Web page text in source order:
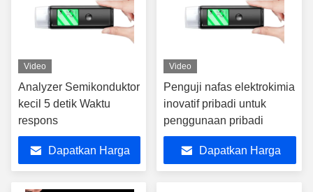
Video
Analyzer Semikonduktor
kecil 5 detik Waktu
respons
Dapatkan Harga
Video
Penguji nafas elektrokimia
inovatif pribadi untuk
penggunaan pribadi
Dapatkan Harga